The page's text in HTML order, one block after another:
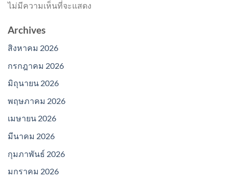
ไม่มีความเห็นที่จะแสดง
Archives
สิงหาคม 2026
กรกฎาคม 2026
มิถุนายน 2026
พฤษภาคม 2026
เมษายน 2026
มีนาคม 2026
กุมภาพันธ์ 2026
มกราคม 2026